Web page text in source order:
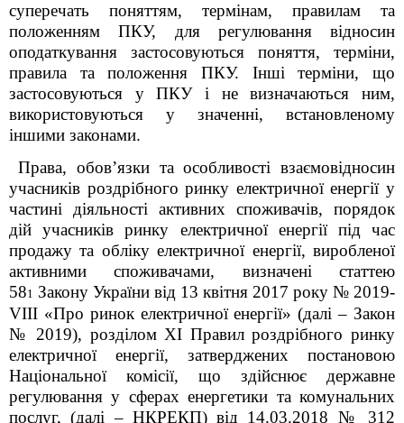
суперечать поняттям, термінам, правилам та
положенням ПКУ, для регулювання відносин
оподаткування застосовуються поняття, терміни,
правила та положення ПКУ. Інші терміни, що
застосовуються у ПКУ і не визначаються ним,
використовуються у значенні, встановленому
іншими законами.
Права, обов’язки та особливості взаємовідносин
учасників роздрібного ринку електричної енергії у
частині діяльності активних споживачів, порядок
дій учасників ринку електричної енергії під час
продажу та обліку електричної енергії, виробленої
активними споживачами, визначені статтею
581 Закону України від 13 квітня 2017 року № 2019-
VIII «Про ринок електричної енергії» (далі – Закон
№ 2019), розділом XI Правил роздрібного ринку
електричної енергії, затверджених постановою
Національної комісії, що здійснює державне
регулювання у сферах енергетики та комунальних
послуг, (далі – НКРЕКП) від 14.03.2018 № 312